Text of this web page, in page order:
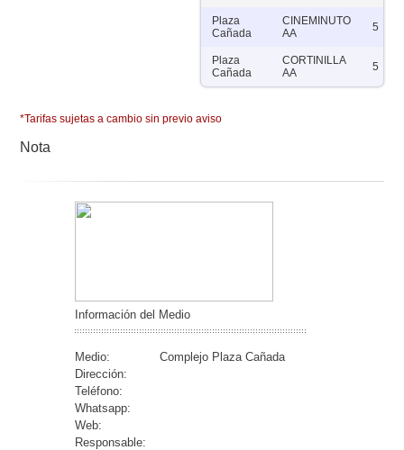
Plaza
Cañada
CINEMINUTO
AA
5
Plaza
Cañada
CORTINILLA
AA
5
*Tarifas sujetas a cambio sin previo aviso
Nota
Información del Medio
Medio:
Complejo Plaza Cañada
Dirección:
Teléfono:
Whatsapp:
Web:
Responsable: